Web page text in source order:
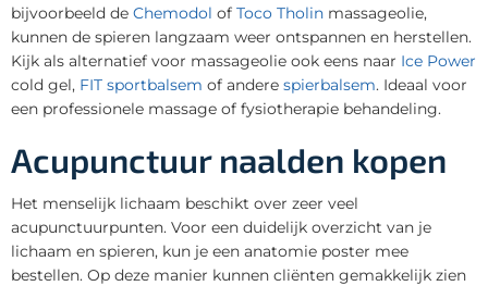
bijvoorbeeld de Chemodol of Toco Tholin massageolie,
kunnen de spieren langzaam weer ontspannen en herstellen.
Kijk als alternatief voor massageolie ook eens naar Ice Power
cold gel, FIT sportbalsem of andere spierbalsem. Ideaal voor
een professionele massage of fysiotherapie behandeling.
Acupunctuur naalden kopen
Het menselijk lichaam beschikt over zeer veel
acupunctuurpunten. Voor een duidelijk overzicht van je
lichaam en spieren, kun je een anatomie poster mee
bestellen. Op deze manier kunnen cliënten gemakkelijk zien